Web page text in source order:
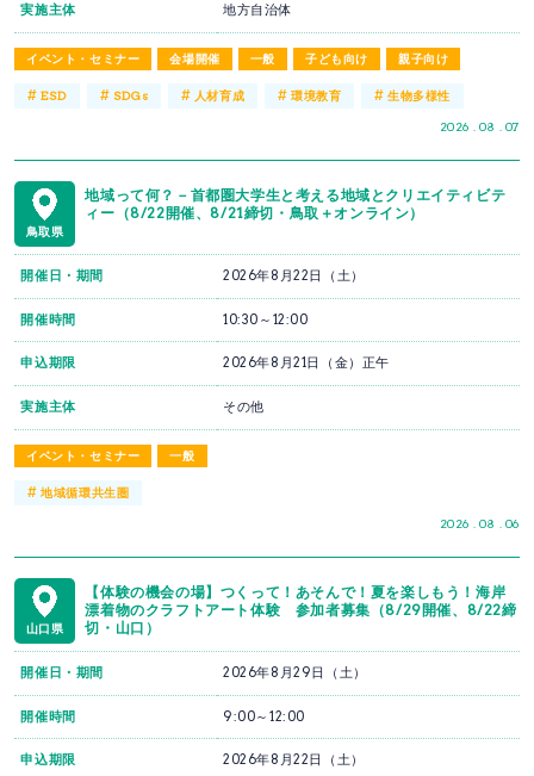
イベント・セミナー 会場開催 一般 子ども向け 親子向け
2026 . 08 . 07
実施主体 地方自治体
#ESD # SDGs # 人材育成 # 環境教育 #生物多様性
鳥取県
地域って何？－首都圏大学生と考える地域とクリエイティビテ
ィー（8/22開催、8/21締切・鳥取＋オンライン）
イベント・セミナー 一般
2026 . 08 . 06
開催日・期間 2026年8月22日（土）
開催時間 10:30～12:00
申込期限 2026年8月21日（金）正午
実施主体 その他
#地域循環共生圏
山口県
【体験の機会の場】つくって！あそんで！夏を楽しもう！海岸
漂着物のクラフトアート体験 参加者募集（8/29開催、8/22締
切・山口）
開催日・期間 2026年8月29日（土）
開催時間 9:00～12:00
申込期限 2026年8月22日（土）